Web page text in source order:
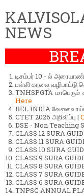
NEWS
டிசம்பர் 10 - ல்
பள்ளி காலை வழிபாட்டு
TNHSPGTA
Here
BEL INDIA
CTET 2026 அறிவிப்பு |
DSE - Non Teaching
CLASS 12 SURA
CLASS 11 SURA
CLASS 10 SURA
CLASS 9 SURA
CLASS 8 SURA
CLASS 7 SURA
CLASS 6 SURA
TNPSC ANNUAL